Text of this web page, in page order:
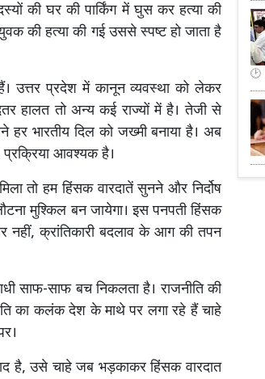
की घर की पार्किंग में घुस कर हत्या की
की हत्या की गई उससे स्पष्ट हो जाता है
उत्तर प्रदेश में कानून व्यवस्था को लेकर
हालत तो अन्य कई राज्यों में है। तेजी से
हर भारतीय दिल को जख्मी बनाया है। अब
प्रक्रिया आवश्यक है।
तो हम हिंसक वारदातें सुनने और निर्दोष
मुश्किल बन जायेगा। इस पनपती हिंसक
नहीं, क्रांतिकारी बदलाव के आग की तपन
साफ-साफ बच निकलता है। राजनीति की
का कलंक देश के माथे पर लगा रहे हैं चाहे
है, उसे चाहे जब भड़काकर हिंसक वारदात